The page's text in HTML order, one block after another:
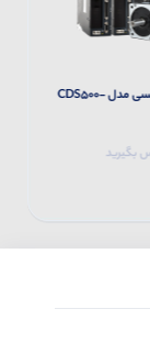
سروو درایو دلکسی مدل CDS500-
بگیرید